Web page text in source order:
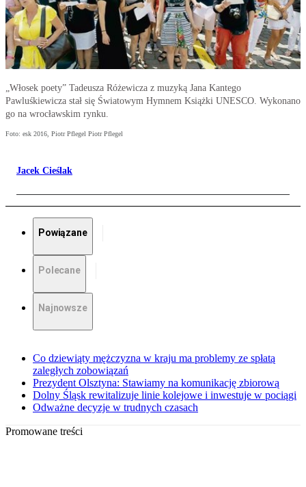
„Włosek poety” Tadeusza Różewicza z muzyką Jana Kantego
Pawluśkiewicza stał się Światowym Hymnem Książki UNESCO. Wykonano
go na wrocławskim rynku.
Foto: esk 2016, Piotr Pflegel Piotr Pflegel
Jacek Cieślak
Powiązane
Polecane
Najnowsze
Co dziewiąty mężczyzna w kraju ma problemy ze spłatą
zaległych zobowiązań
Prezydent Olsztyna: Stawiamy na komunikację zbiorową
Dolny Śląsk rewitalizuje linie kolejowe i inwestuje w pociągi
Odważne decyzje w trudnych czasach
Promowane treści